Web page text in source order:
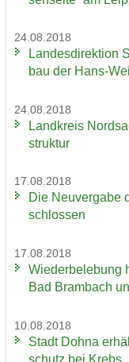
24.08.2018
Lan­des­di­rek­ti­on
bau der Hans-​
24.08.2018
Land­kreis
struk­tur
17.08.2018
Die Neu­ver­ga­be
schlos­sen
17.08.2018
Wie­der­be­le­bung
Bad Brambach
10.08.2018
Stadt Dohna
schutz bei Krebs